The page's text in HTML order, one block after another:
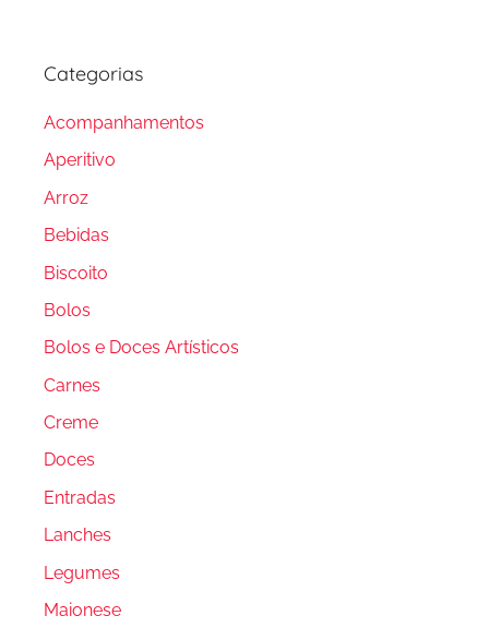
Categorias
Acompanhamentos
Aperitivo
Arroz
Bebidas
Biscoito
Bolos
Bolos e Doces Artísticos
Carnes
Creme
Doces
Entradas
Lanches
Legumes
Maionese